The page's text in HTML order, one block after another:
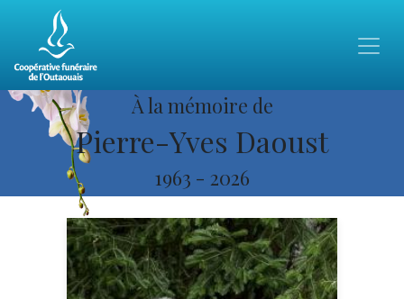
À la mémoire de
Pierre-Yves Daoust
1963 - 2026